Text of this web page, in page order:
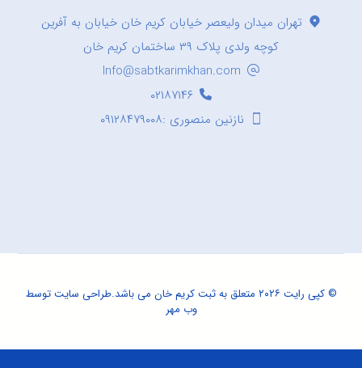
تهران میدان ولیعصر خیابان کریم خان خیابان به آفرین
کوچه ولدی پلاک ۳۹ ساختمان کریم خان
Info@sabtkarimkhan.com
۰۲۱۸۷۱۴۶
نازنین منصوری :۰۹۱۲۸۴۷۹۰۰۸
© کپی رایت ۲۰۲۶ متعلق به ثبت کریم خان می باشد. طراحی سایتتوسط
وب مهر